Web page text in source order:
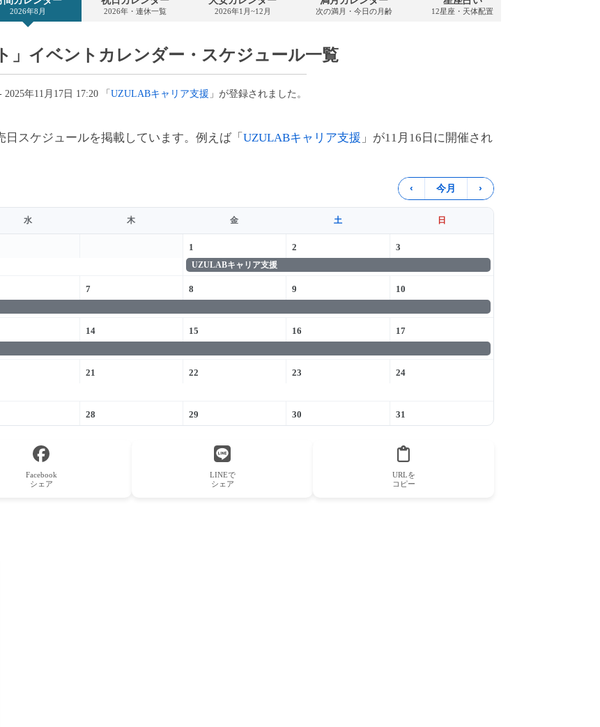
レ
ン
2026年8月 2026年・連休一覧 2026年1月~12月 次の満月・今日の月齢 12星座・天体配置
」イベントカレンダー・スケジュール一覧
年11月17日 17:20 「UZULABキャリア支援 」が登録されました。
スケジュールを掲載しています。例えば「 UZULABキャリア支援 」が11月16日に開催され
‹ 今月 ›
水 木 金 土 日
1 2 3
UZULABキャリア支援
7 8 9 10
14 15 16 17
21 22 23 24
28 29 30 31
Facebook
シェア
LINEで
シェア
URLを
コピー